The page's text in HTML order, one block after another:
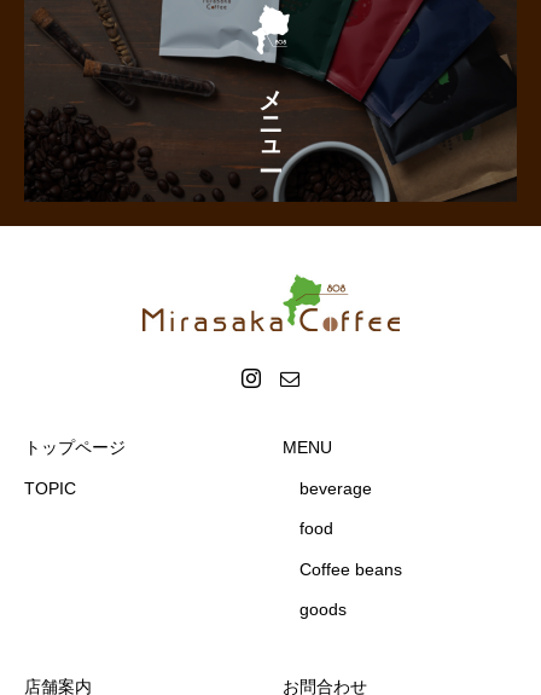
メニュー
トップページ
TOPIC
MENU
beverage
food
Coffee beans
goods
店舗案内 お問合わせ